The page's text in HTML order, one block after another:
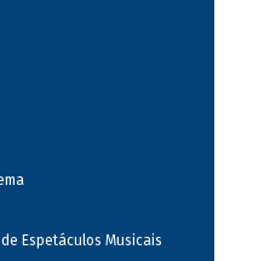
Espetáculos Musicais